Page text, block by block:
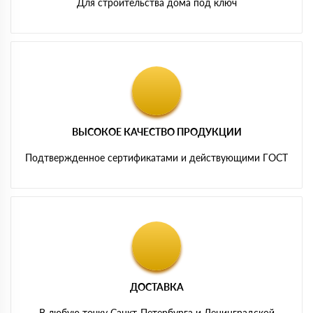
Для строительства дома под ключ
ВЫСОКОЕ КАЧЕСТВО ПРОДУКЦИИ
Подтвержденное сертификатами и действующими ГОСТ
ДОСТАВКА